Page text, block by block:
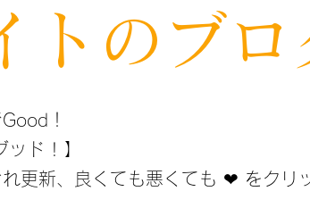
トのブロ
！
ッド ! 】
更新、​良くても悪くても ❤ をクリ